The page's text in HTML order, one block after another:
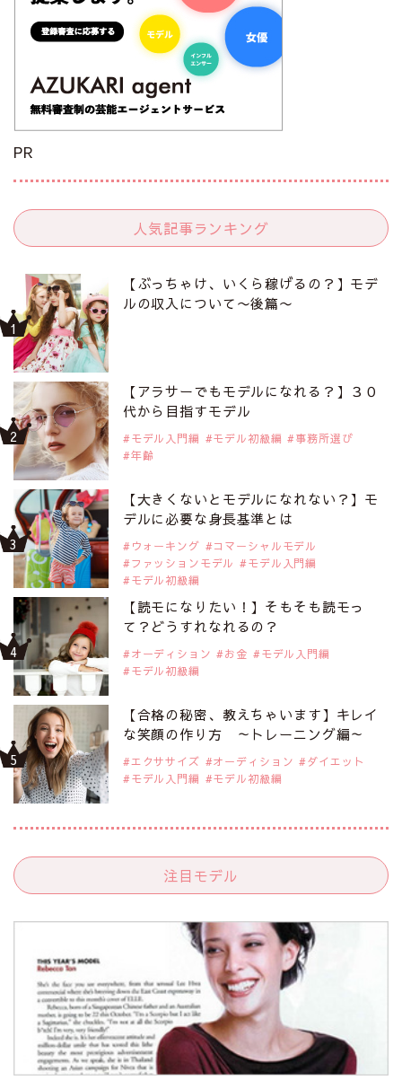
PR
人気記事ランキング
【ぶっちゃけ、いくら稼げるの？】モデ
ルの収入について〜後篇〜
【アラサーでもモデルになれる？】３０
代から目指すモデル
モデル入門編 モデル初級編
事務所選び
年齢
【大きくないとモデルになれない？】モ
デルに必要な身長基準とは
ウォーキング
コマーシャルモデル
ファッションモデル
モデル入門編
モデル初級編
【読モになりたい！】そもそも読モっ
て？どうすれなれるの？
オーディション お金
モデル入門編
モデル初級編
【合格の秘密、教えちゃいます】キレイ
な笑顔の作り方 ～トレーニング編～
エクササイズ オーディション
ダイエット
モデル入門編
モデル初級編
注目モデル